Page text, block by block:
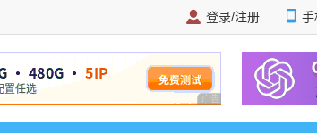
登录/注册 手
广告 商业广告，理性选择